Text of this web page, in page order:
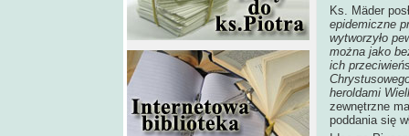
Ks. Mäder
epidemiczne
wytworzyło
można jako
ich
heroldami
zewnętrzne
poddania się